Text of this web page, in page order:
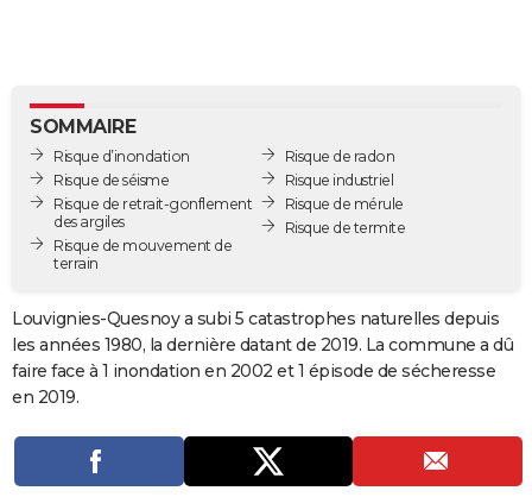
BONS PLANS
CARTE DE VOEUX
Carte de Noël
Carte Bonne année
Carte Saint-Valentin
Carte Pâques
Carte d'anniversaire
DICTIONNAIRE
Dictionnaire
Biographies
Citations
Expressions
Proverbes
PROGRAMME TV
COPAINS D'AVANT
S'inscrire
Se connecter
Lycées
Collèges
Primaires
Universités
Entreprises
Service militaire
Avis de recherche
AVIS DE DÉCÈS
SOMMAIRE
Risque d’inondation
Risque de séisme
Risque de retrait-gonflement
des argiles
Risque de mouvement de
terrain
Risque de radon
Risque industriel
Risque de mérule
Risque de termite
Louvignies-Quesnoy a subi 5 catastrophes naturelles depuis
les années 1980, la dernière datant de 2019. La commune a dû
faire face à 1 inondation en 2002 et 1 épisode de sécheresse
en 2019.